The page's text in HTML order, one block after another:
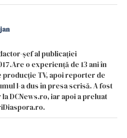
șef al publicației
o experiență de 13 ani în
producție TV, apoi reporter de
l-a dus în presa scrisă. A fost
DCNews.ro, iar apoi a preluat